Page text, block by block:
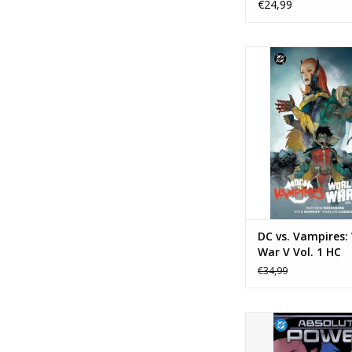
€24,99
DC vs. Vampires:
Vol. 1 HC
TOEVOEGEN AAN
DC vs.
War V Vol. 1 HC
€34,99
DC COMICS
TOEVOEGEN AAN